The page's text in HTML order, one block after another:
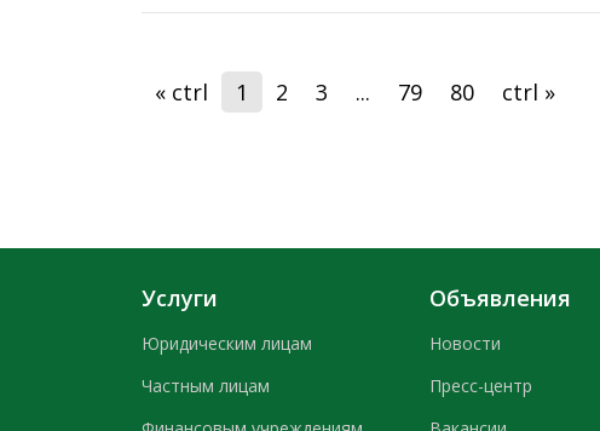
« ctrl 1 2 3 ... 79 80 ctrl »
Услуги
Юридическим лицам
Частным лицам
Объявления
Новости
Пресс-центр